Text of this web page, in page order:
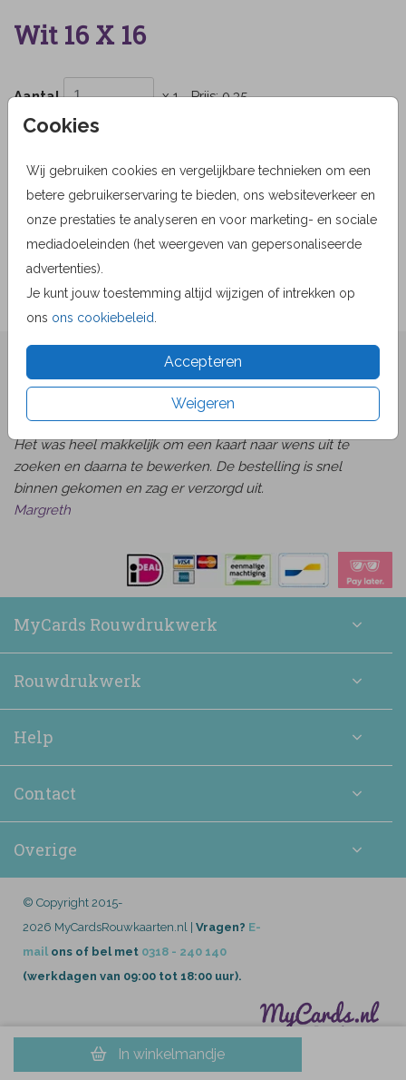
Cookies
Wij gebruiken cookies en vergelijkbare technieken om een
betere gebruikerservaring te bieden, ons websiteverkeer en
onze prestaties te analyseren en voor marketing- en sociale
mediadoeleinden (het weergeven van gepersonaliseerde
advertenties).
Je kunt jouw toestemming altijd wijzigen of intrekken op
ons ons cookiebeleid
Accepteren
Weigeren
Wit 16 X 16
Aantal x 1 Prijs:0,35
In winkelmandje
OMSCHRIJVING
wit 16 x 16
Prijs:0,35
★★★★☆ Beoordelingen
beoordelingen
Bekijk alle beoordelingen
Het was heel makkelijk om een kaart naar wens uit te
zoeken en daarna te bewerken. De bestelling is snel
binnen gekomen en zag er verzorgd uit.
Margreth
MyCards Rouwdrukwerk
Rouwdrukwerk
Help
Contact
Overige
© Copyright 2015-
2026 MyCardsRouwkaarten.nl | Vragen? E-
mail ons of bel met 0318 - 240 140
(werkdagen van 09:00 tot 18:00 uur).